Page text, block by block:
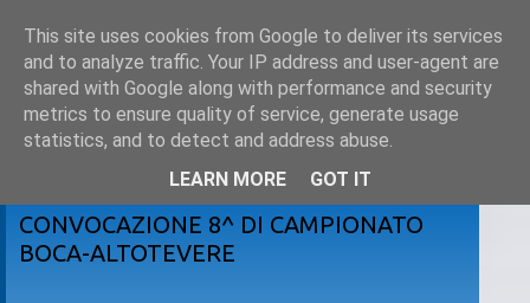
venerdì 18 novembre 2011
CONVOCAZIONE 8^ DI CAMPIONATO
BOCA-ALTOTEVERE
This site uses cookies from Google to deliver its services
and to analyze traffic. Your IP address and user-agent are
shared with Google along with performance and security
metrics to ensure quality of service, generate usage
statistics, and to detect and address abuse.
LEARN MORE
GOT IT